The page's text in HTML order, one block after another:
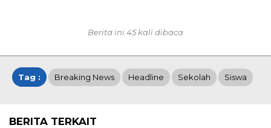
Berita ini 45 kali dibaca
Tag : Breaking News Headline Sekolah Siswa
BERITA TERKAIT